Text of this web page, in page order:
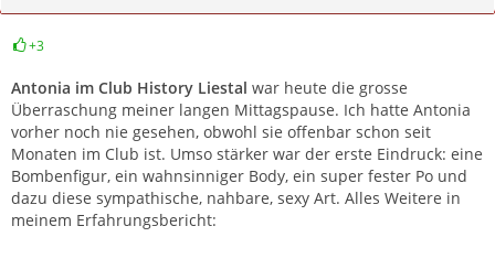
+3
Antonia im Club History Liestal war heute die grosse
Überraschung meiner langen Mittagspause. Ich hatte Antonia
vorher noch nie gesehen, obwohl sie offenbar schon seit
Monaten im Club ist. Umso stärker war der erste Eindruck: eine
Bombenfigur, ein wahnsinniger Body, ein super fester Po und
dazu diese sympathische, nahbare, sexy Art. Alles Weitere in
meinem Erfahrungsbericht: